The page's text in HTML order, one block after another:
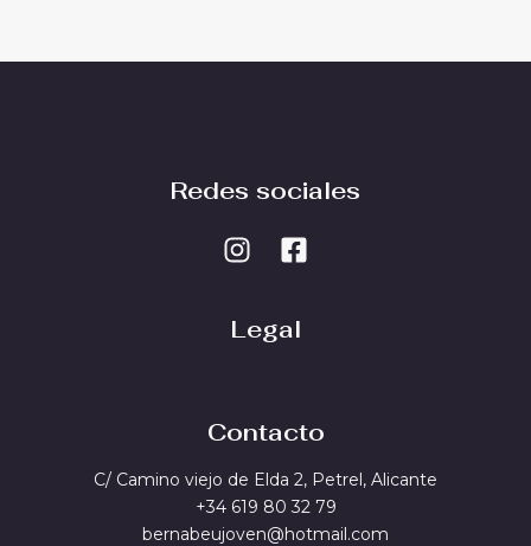
Redes sociales
Legal
Contacto
C/ Camino viejo de Elda 2, Petrel, Alicante
+34 619 80 32 79
bernabeujoven@hotmail.com